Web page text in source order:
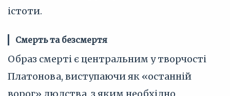
істоти.
Смерть та безсмертя
Образ смерті є центральним у творчості
Платонова, виступаючи як «останній